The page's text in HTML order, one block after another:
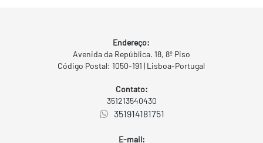
Endereço:
Avenida da República. 18, 8º Piso
Código Postal: 1050-191 | Lisboa-Portugal
Contato:
351213540430
351914181751
E-mail: